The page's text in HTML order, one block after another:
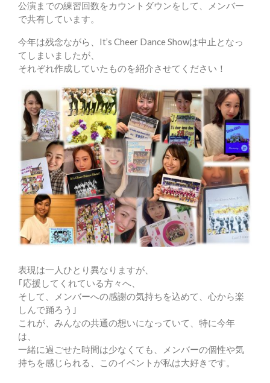
公演までの練習回数をカウントダウンをして、メンバー
で共有しています。
今年は残念ながら、It’s Cheer Dance Showは中止となっ
てしまいましたが、
それぞれ作成していたものを紹介させてください！
表現は一人ひとり異なりますが、
｢応援してくれている方々へ、
そして、メンバーへの感謝の気持ちを込めて、心から楽
しんで踊ろう｣
これが、みんなの共通の想いになっていて、特に今年
は、
一緒に過ごせた時間は少なくても、メンバーの個性や気
持ちを感じられる、このイベントが私は大好きです。